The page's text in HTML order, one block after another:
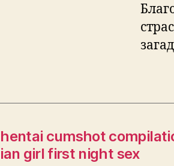
cumshot
girl first night sex